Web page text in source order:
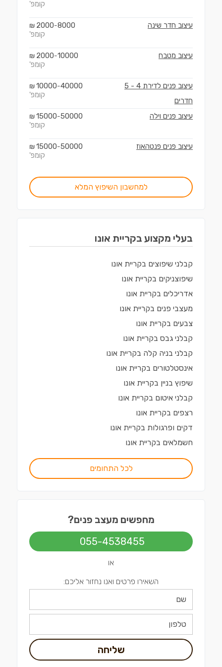
קומפ'
עיצוב חדר שינה 2000-8000
₪
קומפ'
עיצוב מטבח 2000-10000
₪
קומפ'
עיצוב פנים לדירת 4 - 5
חדרים
10000-40000
₪
קומפ'
עיצוב פנים וילה 15000-50000
₪
קומפ'
עיצוב פנים פנטהאוז 15000-50000
₪
קומפ'
למחשבון השיפוץ המלא
בעלי מקצוע בקריית אונו
קבלני שיפוצים בקריית אונו
שיפוצניקים בקריית אונו
אדריכלים בקריית אונו
מעצבי פנים בקריית אונו
צבעים בקריית אונו
קבלני גבס בקריית אונו
קבלני בניה קלה בקריית אונו
אינסטלטורים בקריית אונו
שיפוץ בניין בקריית אונו
קבלני איטום בקריית אונו
רצפים בקריית אונו
דקים ופרגולות בקריית אונו
חשמלאים בקריית אונו
לכל התחומים
מחפשים מעצב פנים?
055-4538455
או
השאירו פרטים ואנו נחזור אליכם:
שליחה